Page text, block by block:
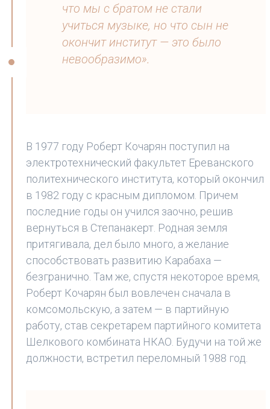
что мы с братом не стали
учиться музыке, но что сын не
окончит институт — это было
невообразимо».
В 1977 году Роберт Кочарян поступил на
электротехнический факультет Ереванского
политехнического института, который окончил
в 1982 году с красным дипломом. Причем
последние годы он учился заочно, решив
вернуться в Степанакерт. Родная земля
притягивала, дел было много, а желание
способствовать развитию Карабаха —
безгранично. Там же, спустя некоторое время,
Роберт Кочарян был вовлечен сначала в
комсомольскую, а затем — в партийную
работу, став секретарем партийного комитета
Шелкового комбината НКАО. Будучи на той же
должности, встретил переломный 1988 год.